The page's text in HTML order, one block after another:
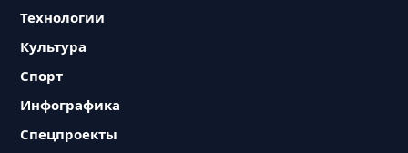
Технологии
Культура
Спорт
Инфографика
Спецпроекты